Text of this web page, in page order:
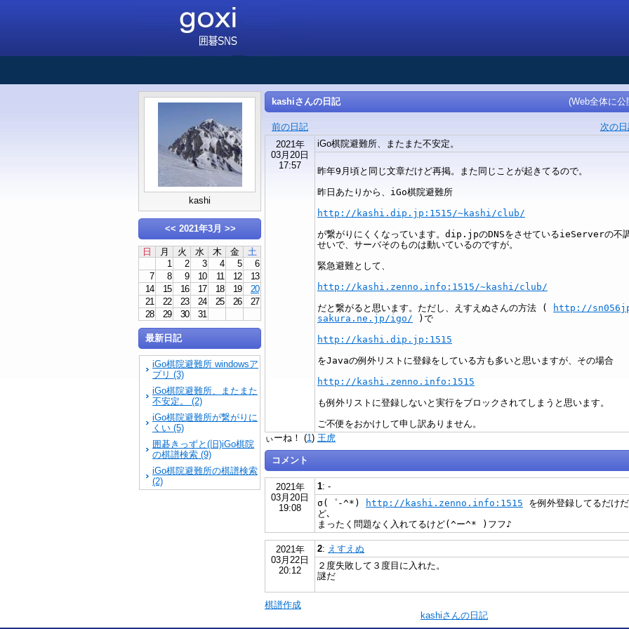
kashi
<< 2021年3月 >>
日 月 火 水 木 金
土
1
2 3 4 5
6
7
8 9 10 11 12
13
14
15 16 17 18 19
20
21
22 23 24 25 26
27
28
29 30 31
最新日記
iGo棋院避難所 windowsア
プリ (3)
iGo棋院避難所、またまた
不安定。 (2)
iGo棋院避難所が繋がりに
くい (5)
囲碁きっずと(旧)iGo棋院
の棋譜検索 (9)
iGo棋院避難所の棋譜検索
(2)
kashiさんの日記 (Web全体に公
前の日記
次の
2021年
03月20日
17:57
iGo棋院避難所、またまた不安定。
昨年9月頃と同じ文章だけど再掲。また同じことが起きてるので。
昨日あたりから、iGo棋院避難所
http://kashi.dip.jp:1515/~kashi/club/
が繋がりにくくなっています。dip.jpのDNSをさせているieServerの不
せいで、サーバそのものは動いているのですが。
緊急避難として、
http://kashi.zenno.info:1515/~kashi/club/
だと繋がると思います。ただし、えすえぬさんの方法 (
http://
sakura.ne.jp/igo/ )で
http://kashi.dip.jp:1515
をJavaの例外リストに登録をしている方も多いと思いますが、その場合
http://kashi.zenno.info:1515
も例外リストに登録しないと実行をブロックされてしまうと思います。
ご不便をおかけして申し訳ありません。
ぃーね！ (1) 王虎
コメント
2021年
03月20日
19:08
1: -
σ(゜-^*)
http://kashi.zenno.info:1515 を例外登録してるだけ
ど､
まったく問題なく入れてるけど(^ー^* )フフ♪
2021年
03月22日
20:12
2: えすえぬ
２度失敗して３度目に入れた。
謎だ
棋譜作成
kashiさんの日記